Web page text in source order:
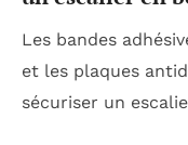
Les bandes
et les plaques
sécuriser un